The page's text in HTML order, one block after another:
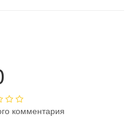
комментария